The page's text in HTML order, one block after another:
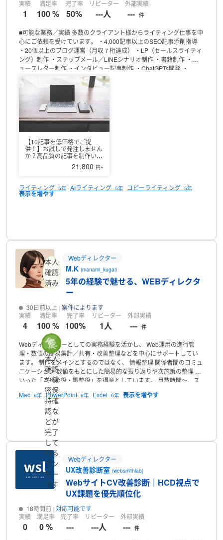
実績
1
満足率
100 %
完了率
50%
リピーター
---人
外部実績
--- 件
■可能な業務／実績 多数のクライアント様からライティング仕事を中
心にご依頼を受けています。
・4,000記事以上のSEO記事添削指導
・20個以上のブログ運営（月収７桁達成）
・LP（セールスライティ
ング）制作 ・ステップメール／LINEシナリオ制作 ・書籍制作 ・ニ
ュースレター制作 ・インタビュー記事制作 ・ChatGPTs開発 ・
UTAGE構築
※守秘義務の都合上、記載できない実績もございます。
個別にはお話できるものもございますので、ご興味を持っていただ
けましたらお気軽にご連絡ください。
なっています。クライアント様に相応しい人材をご紹介することも
できます。・所属ライター約50名
いましたら、お気軽にお問い合わせください。
いてできる限り柔軟にご対応させていただきます。急ぎの案件等も
お気軽にご相談ください。連絡は基本的にいつでも可能です。でき
る限り素早い返信を心がけますが、急ぎの仕事が入っている場合は
お時間をいただくこともございます。
SEO記事をはじめ、様々なライティングに関わる仕事に対応で
ングに関してお困りの事があれば、ご相談ください。 私の知見を全
てお伝えできるよう尽力いたします。
【10記事を低価格でご提
供！】お試しで発注しません
か？高品質の記事を制作いた
21,800 円~
ライティング 5年 AIライティング 5年 コピーライティング 5年
本人
確認
済み
Webディレクター
M.K(manami_kugai)
5年の経験で魅せる、WEBディレクタ
ー
30日前以上
案件によります
実績
4
満足率
100 %
完了率
100%
リピーター
1人
外部実績
--- 件
Webディレクターとしての実務経験を活かし、 Web運用の進行管
理・数値の簡易集計／共有・改善整理などを中心にサポートしてい
ます。
制作をメインとするのではなく、 情報整理 関係者間のコミュ
ニケーション 数値をもとにした簡易的な振り返りや次施策の整理 と
いった「まとめ役・調整役」を得意としています。 月数時間〜、ス
ポット案件にも対応可能です。 業務量を抑えつつ、実務的に役立つ
サポートをご希望の場合はぜひご相談ください。【主なスキル】
Webディレクション
つ誠実な対応を心がけております。
ら、お気軽にご連絡ください。
Mac 6年 PowerPoint 6年 Excel 6年
本人
確認
や機
密保
持確
認な
どが
完了
して
いる
ラン
サー
です
Webディレクター
UX改善診断室(websmithlab)
WebサイトCV改善診断｜HCD視点で
UX課題を優先順位化
18時間前 対応可能です
実績
0
満足率
0 %
完了率
---
リピーター
---人
外部実績
--- 件